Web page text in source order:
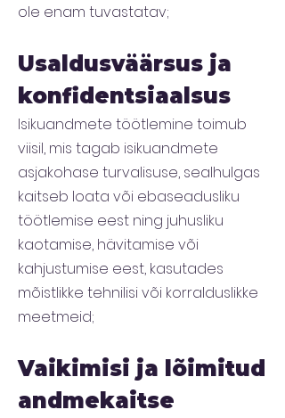
ole enam tuvastatav;
Usaldusväärsus ja
konfidentsiaalsus
Isikuandmete töötlemine toimub
viisil, mis tagab isikuandmete
asjakohase turvalisuse, sealhulgas
kaitseb loata või ebaseadusliku
töötlemise eest ning juhusliku
kaotamise, hävitamise või
kahjustumise eest, kasutades
mõistlikke tehnilisi või korralduslikke
meetmeid;
Vaikimisi ja lõimitud
andmekaitse